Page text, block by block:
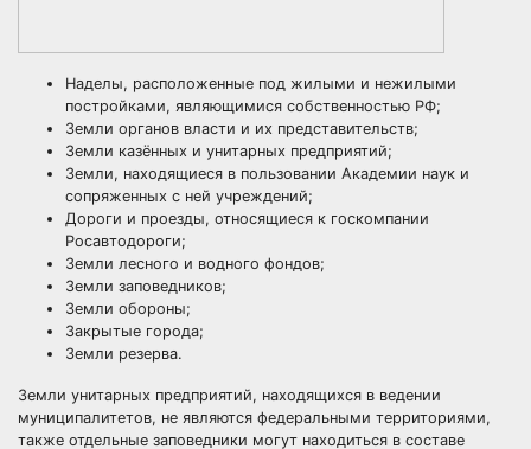
Наделы, расположенные под жилыми и нежилыми
постройками, являющимися собственностью РФ;
Земли органов власти и их представительств;
Земли казённых и унитарных предприятий;
Земли, находящиеся в пользовании Академии наук и
сопряженных с ней учреждений;
Дороги и проезды, относящиеся к госкомпании
Росавтодороги;
Земли лесного и водного фондов;
Земли заповедников;
Земли обороны;
Закрытые города;
Земли резерва.
Земли унитарных предприятий, находящихся в ведении
муниципалитетов, не являются федеральными территориями,
также отдельные заповедники могут находиться в составе